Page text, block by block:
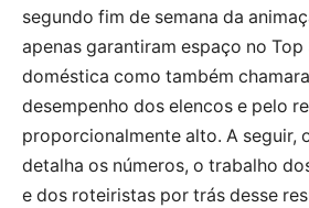
segundo fim de semana da
apenas garantiram espaço no
doméstica como também
desempenho dos elencos e pelo
proporcionalmente alto. A seguir,
detalha os números, o trabalho
e dos roteiristas por trás desse